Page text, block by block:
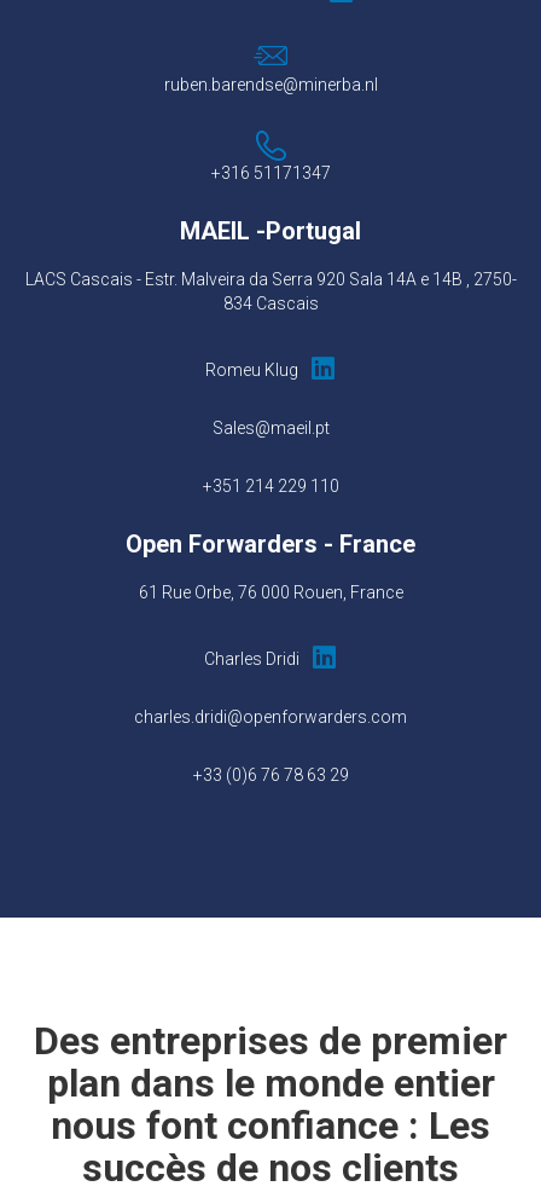
ruben.barendse@minerba.nl
+316 51171347
MAEIL -Portugal
LACS Cascais - Estr. Malveira da Serra 920 Sala 14A e 14B , 2750-
834 Cascais
Romeu Klug
Sales@maeil.pt
+351 214 229 110
Open Forwarders - France
61 Rue Orbe, 76 000 Rouen, France
Charles Dridi
charles.dridi@openforwarders.com
+33 (0)6 76 78 63 29
Des entreprises de premier
plan dans le monde entier
nous font confiance : Les
succès de nos clients